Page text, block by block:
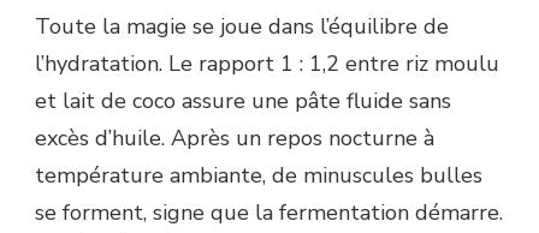
Toute la magie se joue dans l’équilibre de
l’hydratation. Le rapport 1 : 1,2 entre riz moulu
et lait de coco assure une pâte fluide sans
excès d’huile. Après un repos nocturne à
température ambiante, de minuscules bulles
se forment, signe que la fermentation démarre.